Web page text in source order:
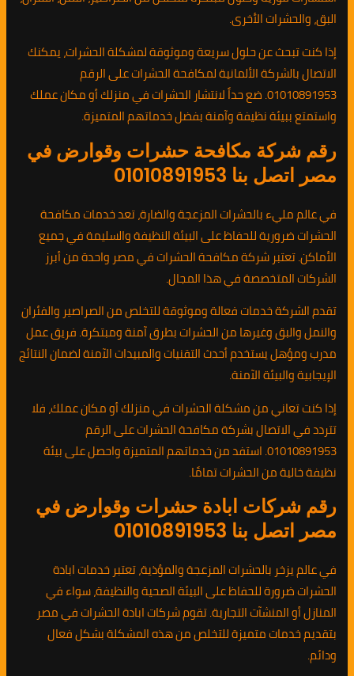
البق، والحشرات الأخرى.
إذا كنت تبحث عن حلول سريعة وموثوقة لمشكلة الحشرات، يمكنك
الاتصال بالشركة الألمانية لمكافحة الحشرات على الرقم
01010891953. ضع حداً لانتشار الحشرات في منزلك أو مكان عملك
واستمتع ببيئة نظيفة وآمنة بفضل خدماتهم المتميزة.
رقم شركة مكافحة حشرات وقوارض في
مصر اتصل بنا 01010891953
في عالم مليء بالحشرات المزعجة والضارة، تعد خدمات مكافحة
الحشرات ضرورية للحفاظ على البيئة النظيفة والسليمة في جميع
الأماكن. تعتبر شركة مكافحة الحشرات في مصر واحدة من أبرز
الشركات المتخصصة في هذا المجال.
تقدم الشركة خدمات فعالة وموثوقة للتخلص من الصراصير والفئران
والنمل والبق وغيرها من الحشرات بطرق آمنة ومبتكرة. فريق عمل
مدرب ومؤهل يستخدم أحدث التقنيات والمبيدات الآمنة لضمان النتائج
الإيجابية والبيئة الآمنة.
إذا كنت تعاني من مشكلة الحشرات في منزلك أو مكان عملك، فلا
تتردد في الاتصال بشركة مكافحة الحشرات على الرقم
01010891953. استفد من خدماتهم المتميزة واحصل على بيئة
نظيفة خالية من الحشرات تمامًا.
رقم شركات ابادة حشرات وقوارض في
مصر اتصل بنا 01010891953
في عالم يزخر بالحشرات المزعجة والمؤذية، تعتبر خدمات ابادة
الحشرات ضرورة للحفاظ على البيئة الصحية والنظيفة، سواء في
المنازل أو المنشآت التجارية. تقوم شركات ابادة الحشرات في مصر
بتقديم خدمات متميزة للتخلص من هذه المشكلة بشكل فعال
ودائم.